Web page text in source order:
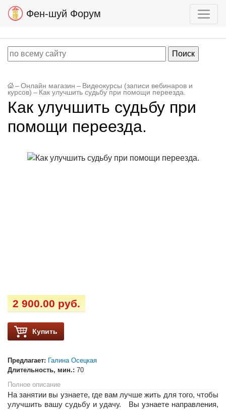
Фен-шуй Форум
– Онлайн магазин – Видеокурсы (записи вебинаров и
курсов) – Как улучшить судьбу при помощи переезда.
Как улучшить судьбу при
помощи переезда.
2 900.00 руб.
Купить
Предлагает: Галина Осецкая
Длительность, мин.: 70
Полное описание
На занятии вы узнаете, где вам лучше жить для того, чтобы
улучшить вашу судьбу и удачу. Вы узнаете направления,